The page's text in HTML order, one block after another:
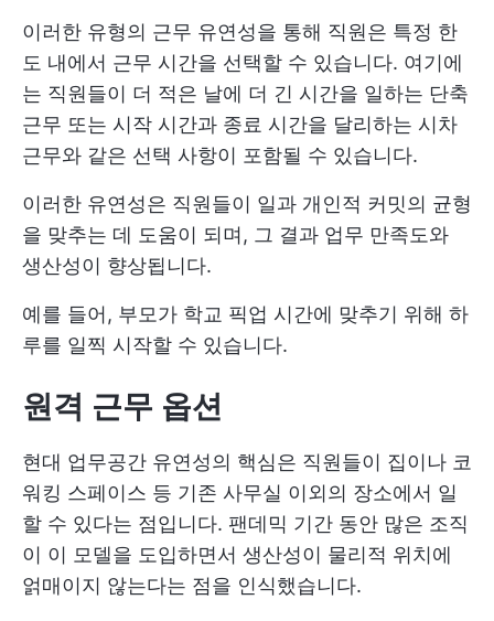
이러한 유형의 근무 유연성을 통해 직원은 특정 한
도 내에서 근무 시간을 선택할 수 있습니다. 여기에
는 직원들이 더 적은 날에 더 긴 시간을 일하는 단축
근무 또는 시작 시간과 종료 시간을 달리하는 시차
근무와 같은 선택 사항이 포함될 수 있습니다.
이러한 유연성은 직원들이 일과 개인적 커밋의 균형
을 맞추는 데 도움이 되며, 그 결과 업무 만족도와
생산성이 향상됩니다.
예를 들어, 부모가 학교 픽업 시간에 맞추기 위해 하
루를 일찍 시작할 수 있습니다.
원격 근무 옵션
현대 업무공간 유연성의 핵심은 직원들이 집이나 코
워킹 스페이스 등 기존 사무실 이외의 장소에서 일
할 수 있다는 점입니다. 팬데믹 기간 동안 많은 조직
이 이 모델을 도입하면서 생산성이 물리적 위치에
얽매이지 않는다는 점을 인식했습니다.